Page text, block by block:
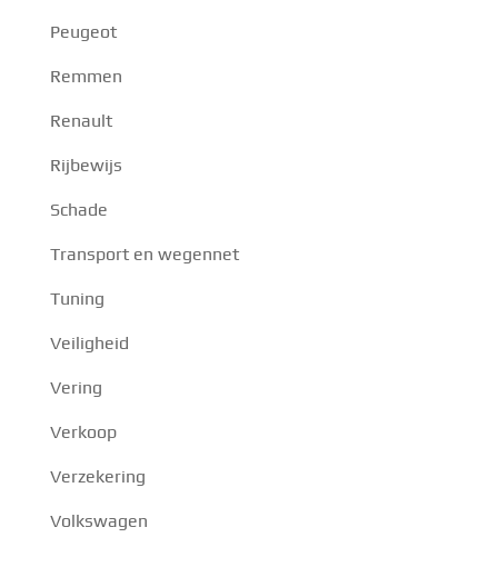
Peugeot
Remmen
Renault
Rijbewijs
Schade
Transport en wegennet
Tuning
Veiligheid
Vering
Verkoop
Verzekering
Volkswagen